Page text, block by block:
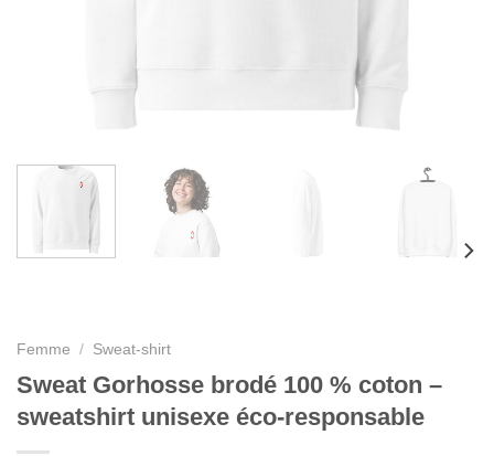
Femme / Sweat-shirt
Sweat Gorhosse brodé 100 % coton –
sweatshirt unisexe éco-responsable